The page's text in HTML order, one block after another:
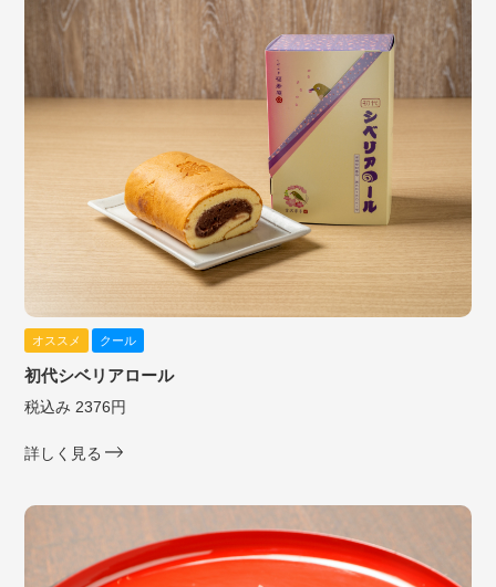
オススメ クール
初代シベリアロール
税込み 2376円
詳しく見る